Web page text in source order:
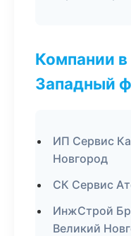
Компании
Западный
ИП Сервис
Новгород
СК Сервис
ИнжСтрой
Великий